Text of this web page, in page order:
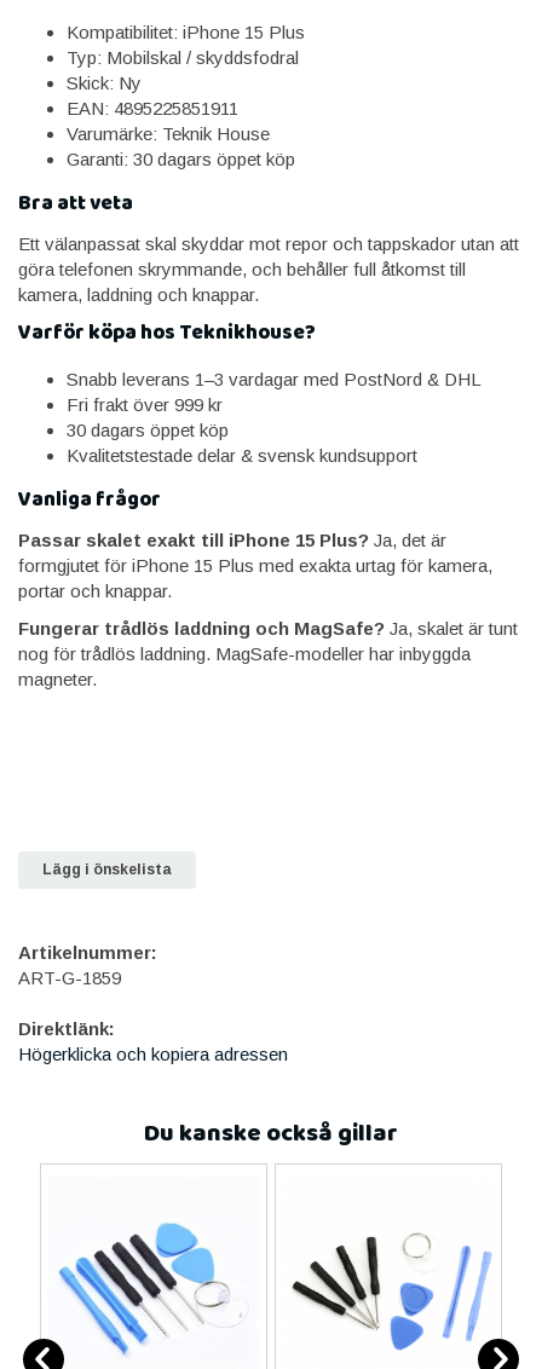
Kompatibilitet: iPhone 15 Plus
Typ: Mobilskal / skyddsfodral
Skick: Ny
EAN: 4895225851911
Varumärke: Teknik House
Garanti: 30 dagars öppet köp
Bra att veta
Ett välanpassat skal skyddar mot repor och tappskador utan att
göra telefonen skrymmande, och behåller full åtkomst till
kamera, laddning och knappar.
Varför köpa hos Teknikhouse?
Snabb leverans 1–3 vardagar med PostNord & DHL
Fri frakt över 999 kr
30 dagars öppet köp
Kvalitetstestade delar & svensk kundsupport
Vanliga frågor
Passar skalet exakt till iPhone 15 Plus? Ja, det är
formgjutet för iPhone 15 Plus med exakta urtag för kamera,
portar och knappar.
Fungerar trådlös laddning och MagSafe? Ja, skalet är tunt
nog för trådlös laddning. MagSafe-modeller har inbyggda
magneter.
Lägg i önskelista
Artikelnummer:
ART-G-1859
Direktlänk:
Högerklicka och kopiera adressen
Du kanske också gillar